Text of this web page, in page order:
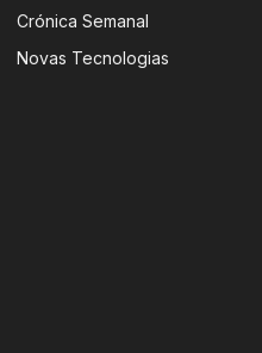
Crónica Semanal
Novas Tecnologias